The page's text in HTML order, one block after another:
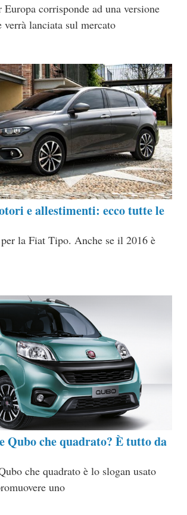
corrisponde ad una versione
verrà lanciata sul mercato
e allestimenti: ecco tutte le
la Fiat Tipo. Anche se il 2016 è
Qubo che quadrato? È tutto da
che quadrato è lo slogan usato
uno